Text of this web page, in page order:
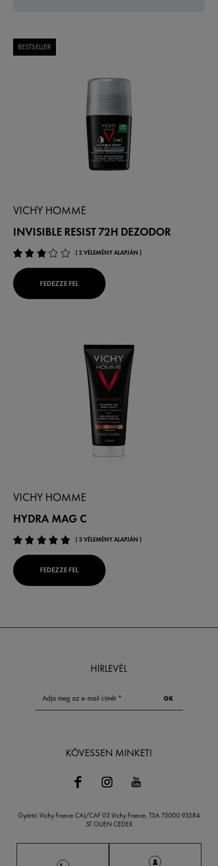
BESTSELLER
VICHY HOMME
INVISIBLE RESIST 72H DEZODOR
( 2 VÉLEMÉNY ALAPJÁN )
FEDEZZE FEL
VICHY HOMME
HYDRA MAG C
( 3 VÉLEMÉNY ALAPJÁN )
FEDEZZE FEL
HÍRLEVÉL
KÖVESSEN MINKET!
Gyártó: Vichy France CAI/CAF 03 Vichy France, TSA 75000 93584
ST OUEN CEDEX